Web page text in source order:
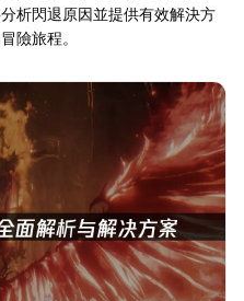
析閃退原因並提供有效解決方
險旅程。